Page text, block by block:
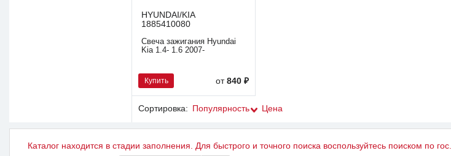
HYUNDAI/KIA
1885410080
Свеча зажигания Hyundai
Kia 1.4- 1.6 2007-
Купить от840 ₽
Сортировка: Популярность Цена
Каталог находится в стадии заполнения. Для быстрого и точного поиска воспользуйтесь поиском по